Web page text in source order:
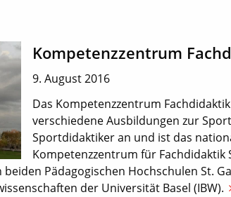
Kompetenzzentrum
9. August 2016
Das Kompetenzzentrum
verschiedene Ausbildungen zur
Sportdidaktiker an und ist das
Kompetenzzentrum für Fachdidaktik
Pädagogischen Hochschulen St.
der Universität Basel (IBW).